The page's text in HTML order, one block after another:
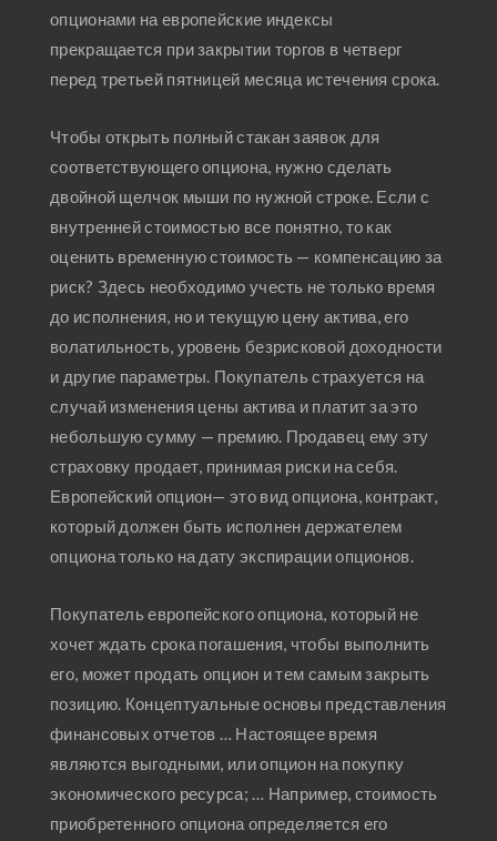
опционами на европейские индексы
прекращается при закрытии торгов в четверг
перед третьей пятницей месяца истечения срока.
Чтобы открыть полный стакан заявок для
соответствующего опциона, нужно сделать
двойной щелчок мыши по нужной строке. Если с
внутренней стоимостью все понятно, то как
оценить временную стоимость — компенсацию за
риск? Здесь необходимо учесть не только время
до исполнения, но и текущую цену актива, его
волатильность, уровень безрисковой доходности
и другие параметры. Покупатель страхуется на
случай изменения цены актива и платит за это
небольшую сумму — премию. Продавец ему эту
страховку продает, принимая риски на себя.
Европейский опцион— это вид опциона, контракт,
который должен быть исполнен держателем
опциона только на дату экспирации опционов.
Покупатель европейского опциона, который не
хочет ждать срока погашения, чтобы выполнить
его, может продать опцион и тем самым закрыть
позицию. Концептуальные основы представления
финансовых отчетов … Настоящее время
являются выгодными, или опцион на покупку
экономического ресурса; … Например, стоимость
приобретенного опциона определяется его